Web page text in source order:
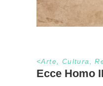
<Arte, Cultura,
Ecce Homo II